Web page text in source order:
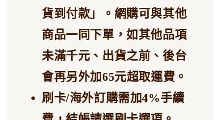
貨到付款」。網購可與其他
商品一同下單，如其他品項
未滿千元、出貨之前、後台
會再另外加65元超取運費。
刷卡/海外訂購需加4%手續